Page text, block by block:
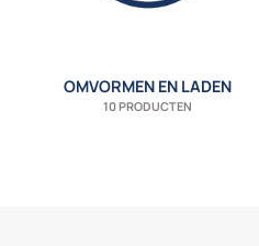
OMVORMEN EN LADEN
10 PRODUCTEN